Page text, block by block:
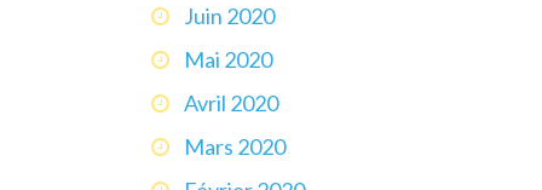
Juin 2020
Mai 2020
Avril 2020
Mars 2020